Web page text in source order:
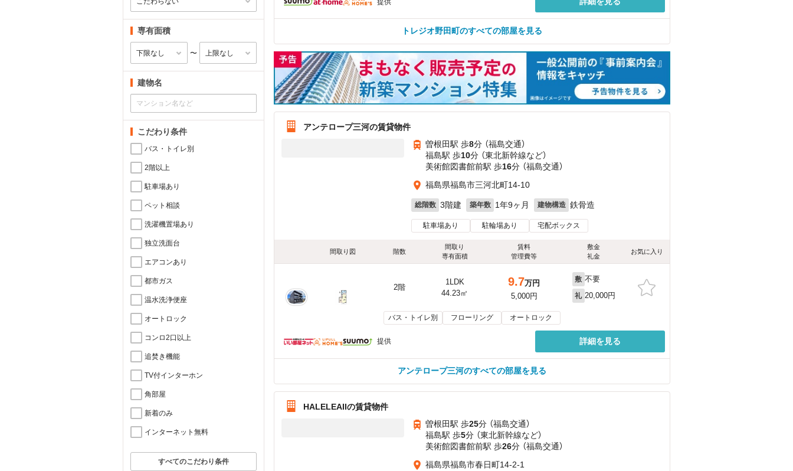
専有面積
〜
建物名
こだわり条件
バス・トイレ別
2階以上
駐車場あり
ペット相談
洗濯機置場あり
独立洗面台
エアコンあり
都市ガス
温水洗浄便座
オートロック
コンロ2口以上
追焚き機能
TV付インターホン
角部屋
新着のみ
インターネット無料
すべてのこだわり条件
トレジオ野田町のすべての部屋を見る
アンテロープ三河の賃貸物件
曽根田駅 歩8分 （福島交通）
福島駅 歩10分 （東北新幹線など）
美術館図書館前駅 歩16分 （福島交通）
福島県福島市三河北町14-10
総階数 3階建 築年数 1年9ヶ月 建物構造 鉄骨造
駐車場あり 駐輪場あり 宅配ボックス
間取り図 階数
間取り
専有面積
賃料
管理費等
敷金
礼金
お気に入り
2階
1LDK
44.23㎡
9.7万円
5,000円
敷 不要
礼 20,000円
バス・トイレ別 フローリング オートロック
提供 詳細を見る
アンテロープ三河のすべての部屋を見る
HALELEAIIの賃貸物件
曽根田駅 歩25分 （福島交通）
福島駅 歩5分 （東北新幹線など）
美術館図書館前駅 歩26分 （福島交通）
福島県福島市春日町14-2-1